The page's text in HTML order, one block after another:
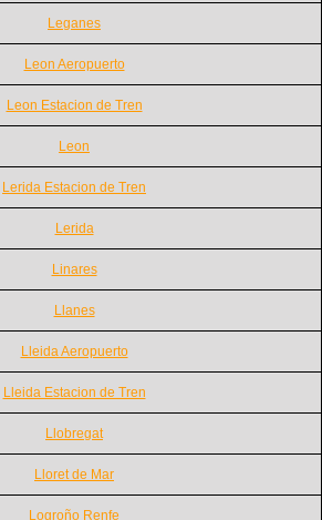
Leganes
Leon Aeropuerto
Leon Estacion de Tren
Leon
Lerida Estacion de Tren
Lerida
Linares
Llanes
Lleida Aeropuerto
Lleida Estacion de Tren
Llobregat
Lloret de Mar
Logroño Renfe